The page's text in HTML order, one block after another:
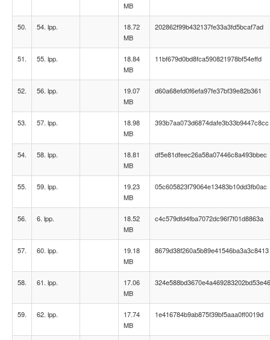
MB
50. 54. lpp.
18.72
MB
202862f99b432137fe33a3fd5bcaf7ad
51. 55. lpp.
18.84
MB
11bf679d0bd8fca590821978bf54effd
52. 56. lpp.
19.07
MB
d60a68efd0f6efa97fe37bf39e82b361
53. 57. lpp.
18.98
MB
393b7aa073d6874dafe3b33b9447c8cc
54. 58. lpp.
18.81
MB
df5e81dfeec26a58a07446c8a493bbec
55. 59. lpp.
19.23
MB
05c605823f79064e13483b10dd3fb0ac
56. 6. lpp.
18.52
MB
c4c579dfd4fba7072dc96f7f01d8863a
57. 60. lpp.
19.18
MB
8679d38f260a5b89e41546ba3a3c8413
58. 61. lpp.
17.06
MB
324e588bd3670e4a469283202bd53e46
59. 62. lpp.
17.74
MB
1e416784b9ab875f39bf5aaa0ff0019d